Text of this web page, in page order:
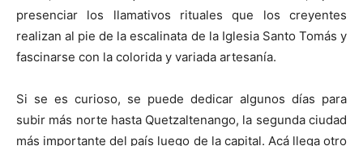
presenciar los llamativos rituales que los creyentes
realizan al pie de la escalinata de la Iglesia Santo Tomás y
fascinarse con la colorida y variada artesanía.
Si se es curioso, se puede dedicar algunos días para
subir más norte hasta Quetzaltenango, la segunda ciudad
más importante del país luego de la capital. Acá llega otro